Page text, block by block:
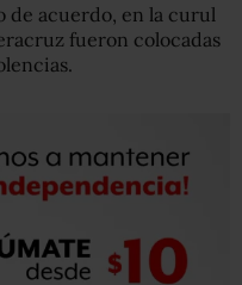
de acuerdo, en la curul
fueron colocadas